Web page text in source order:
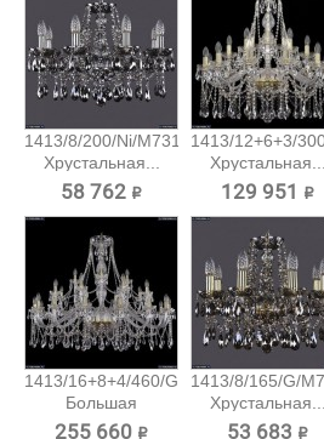
1413/8/200/Ni/M731
Хрустальная...
58 762 ₽
1413/12+6+3/
Хрустальная...
129 951 ₽
1413/16+8+4/460/G
Большая
хрустальная...
255 660 ₽
1413/8/165/G/
Хрустальная...
53 683 ₽